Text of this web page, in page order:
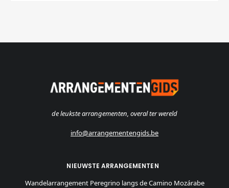
de leukste arrangementen, overal ter wereld
info@arrangementengids.be
NIEUWSTE ARRANGEMENTEN
Wandelarrangement Peregrino langs de Camino Mozárabe